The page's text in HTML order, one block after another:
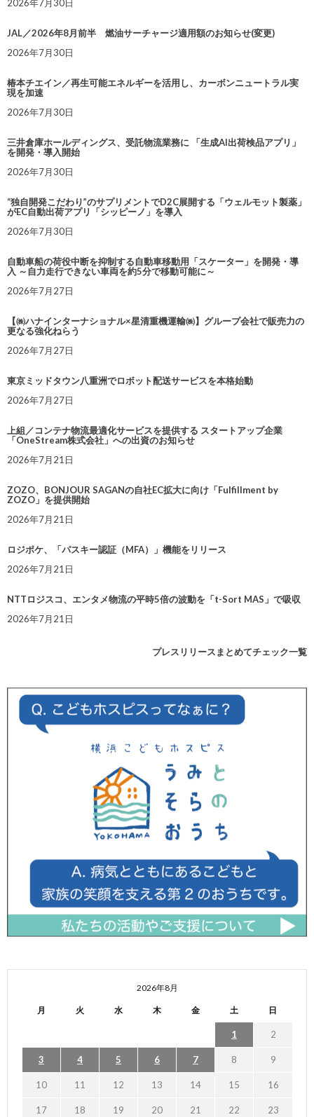
2026年7月30日
JAL／2026年8月前半 燃油サーチャージ適用額のお知らせ(変更)
2026年7月30日
椿本チエイン／再生可能エネルギーを活用し、カーボンニュートラル実
現を加速
2026年7月30日
三井倉庫ホールディングス、受託物流業務に 「生成AI出荷検品アプリ」
を開発・導入開始
2026年7月30日
“独自開発こだわり”のサプリメントでD2C展開する「ウェルモット製薬」
がEC自動出荷アプリ「シッピーノ」を導入
2026年7月30日
自動車船の荷役中断を抑制する自動車移動用「スケーター」を開発・導
入 ～自力走行できない車両を約5分で移動可能に～
2026年7月27日
【㈱ハナインターナショナル×星清重機運輸㈱】グループ会社で販売力の
更なる強化ねらう
2026年7月27日
東京ミッドタウン八重洲でロボット配送サービスを本格始動
2026年7月27日
上組／コンテナ物流最適化サービスを提供する スタートアップ企業
「OneStream株式会社」への出資のお知らせ
2026年7月21日
ZOZO、BONJOUR SAGANの自社EC拡大に向け「Fulfillment by
ZOZO」を提供開始
2026年7月21日
ロジポケ、「パスキー認証（MFA）」機能をリリース
2026年7月21日
NTTロジスコ、エンタメ物流の平時5倍の波動を「t-Sort MAS」で吸収
2026年7月21日
プレスリリースまとめてチェック一覧
2026年8月
月 火 水 木 金 土 日
1 2
3 4 5 6 7 8 9
10 11 12 13 14 15 16
17 18 19 20 21 22 23